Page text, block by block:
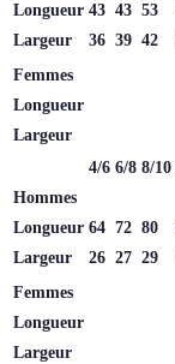
Longueur 43 43 53
Largeur
36 39 42
Femmes
Longueur
Largeur
4/6 6/8 8/10
Hommes
Longueur 64 72 80
Largeur
26 27 29
Femmes
Longueur
Largeur